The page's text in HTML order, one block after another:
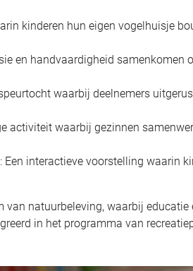
kinderen hun eigen vogelhuisje
en handvaardigheid samenkomen
waarbij deelnemers
activiteit waarbij gezinnen
: Een interactieve voorstelling waarin
van natuurbeleving, waarbij
in het programma van